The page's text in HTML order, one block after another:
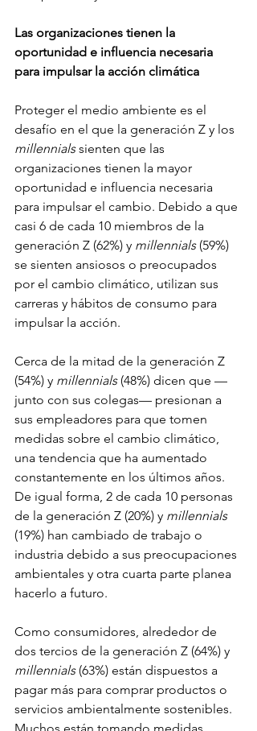
Las organizaciones tienen la
oportunidad e influencia necesaria
para impulsar la acción climática
Proteger el medio ambiente es el
desafío en el que la generación Z y los
millennials sienten que las
organizaciones tienen la mayor
oportunidad e influencia necesaria
para impulsar el cambio. Debido a que
casi 6 de cada 10 miembros de la
generación Z (62%) y millennials (59%)
se sienten ansiosos o preocupados
por el cambio climático, utilizan sus
carreras y hábitos de consumo para
impulsar la acción.
Cerca de la mitad de la generación Z
(54%) y millennials (48%) dicen que —
junto con sus colegas— presionan a
sus empleadores para que tomen
medidas sobre el cambio climático,
una tendencia que ha aumentado
constantemente en los últimos años.
De igual forma, 2 de cada 10 personas
de la generación Z (20%) y millennials
(19%) han cambiado de trabajo o
industria debido a sus preocupaciones
ambientales y otra cuarta parte planea
hacerlo a futuro.
Como consumidores, alrededor de
dos tercios de la generación Z (64%) y
millennials (63%) están dispuestos a
pagar más para comprar productos o
servicios ambientalmente sostenibles.